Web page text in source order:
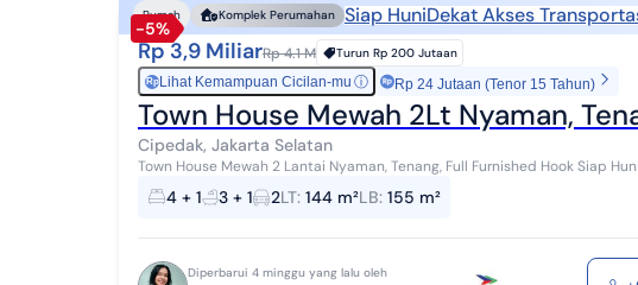
-5%
Rumah Komplek Perumahan Siap HuniDekat Akses
Rp 3,9 MiliarRp 4.1 M Turun Rp 200 Jutaan
RpLihat Kemampuan Cicilan-mu ⓘ Rp 24 Jutaan (Tenor 15 Tahun)
Town House Mewah 2Lt Nyaman,
Cipedak, Jakarta Selatan
Town House Mewah 2 Lantai Nyaman, Tenang, Full Furnished Hook Siap
Lebar Jalan yang luas. SHM Luas Tanah : 144 m2 L...
4 + 1 3 + 1 2LT: 144 m²LB: 155 m²
Diperbarui 4 minggu yang lalu oleh